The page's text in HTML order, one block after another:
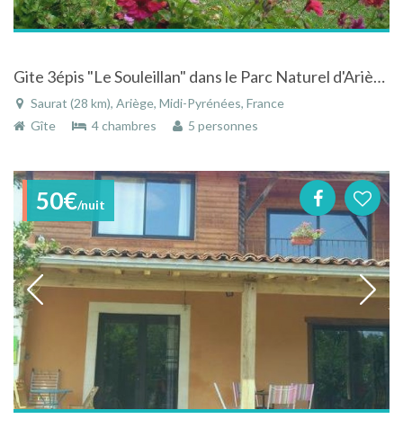
Gite 3épis "Le Souleillan" dans le Parc Naturel d'Ariège, vue panoramique., balade au départ du gite.
Saurat (28 km), Ariège, Midi-Pyrénées, France
Gîte
4 chambres 5 personnes
50€/nuit